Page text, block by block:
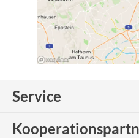
Service